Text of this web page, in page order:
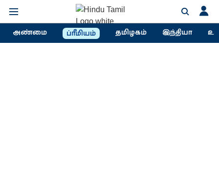
அண்மை ப்ரீமியம் தமிழகம் இந்தியா